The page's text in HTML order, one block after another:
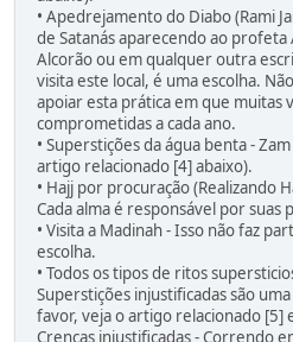
• Apedrejamento do Diabo (Rami
de Satanás aparecendo ao profeta
Alcorão ou em qualquer outra
visita este local, é uma escolha.
apoiar esta prática em que muitas
comprometidas a cada ano.
• Superstições da água benta -
artigo relacionado [4] abaixo).
• Hajj por procuração (Realizando
Cada alma é responsável por suas
• Visita a Madinah - Isso não faz
escolha.
• Todos os tipos de ritos
Superstições injustificadas são
favor, veja o artigo relacionado [5]